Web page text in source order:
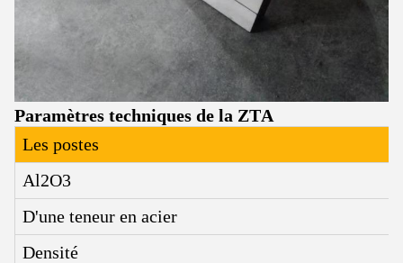
Paramètres techniques de la ZTA
Les postes
Al2O3
D'une teneur en acier
Densité